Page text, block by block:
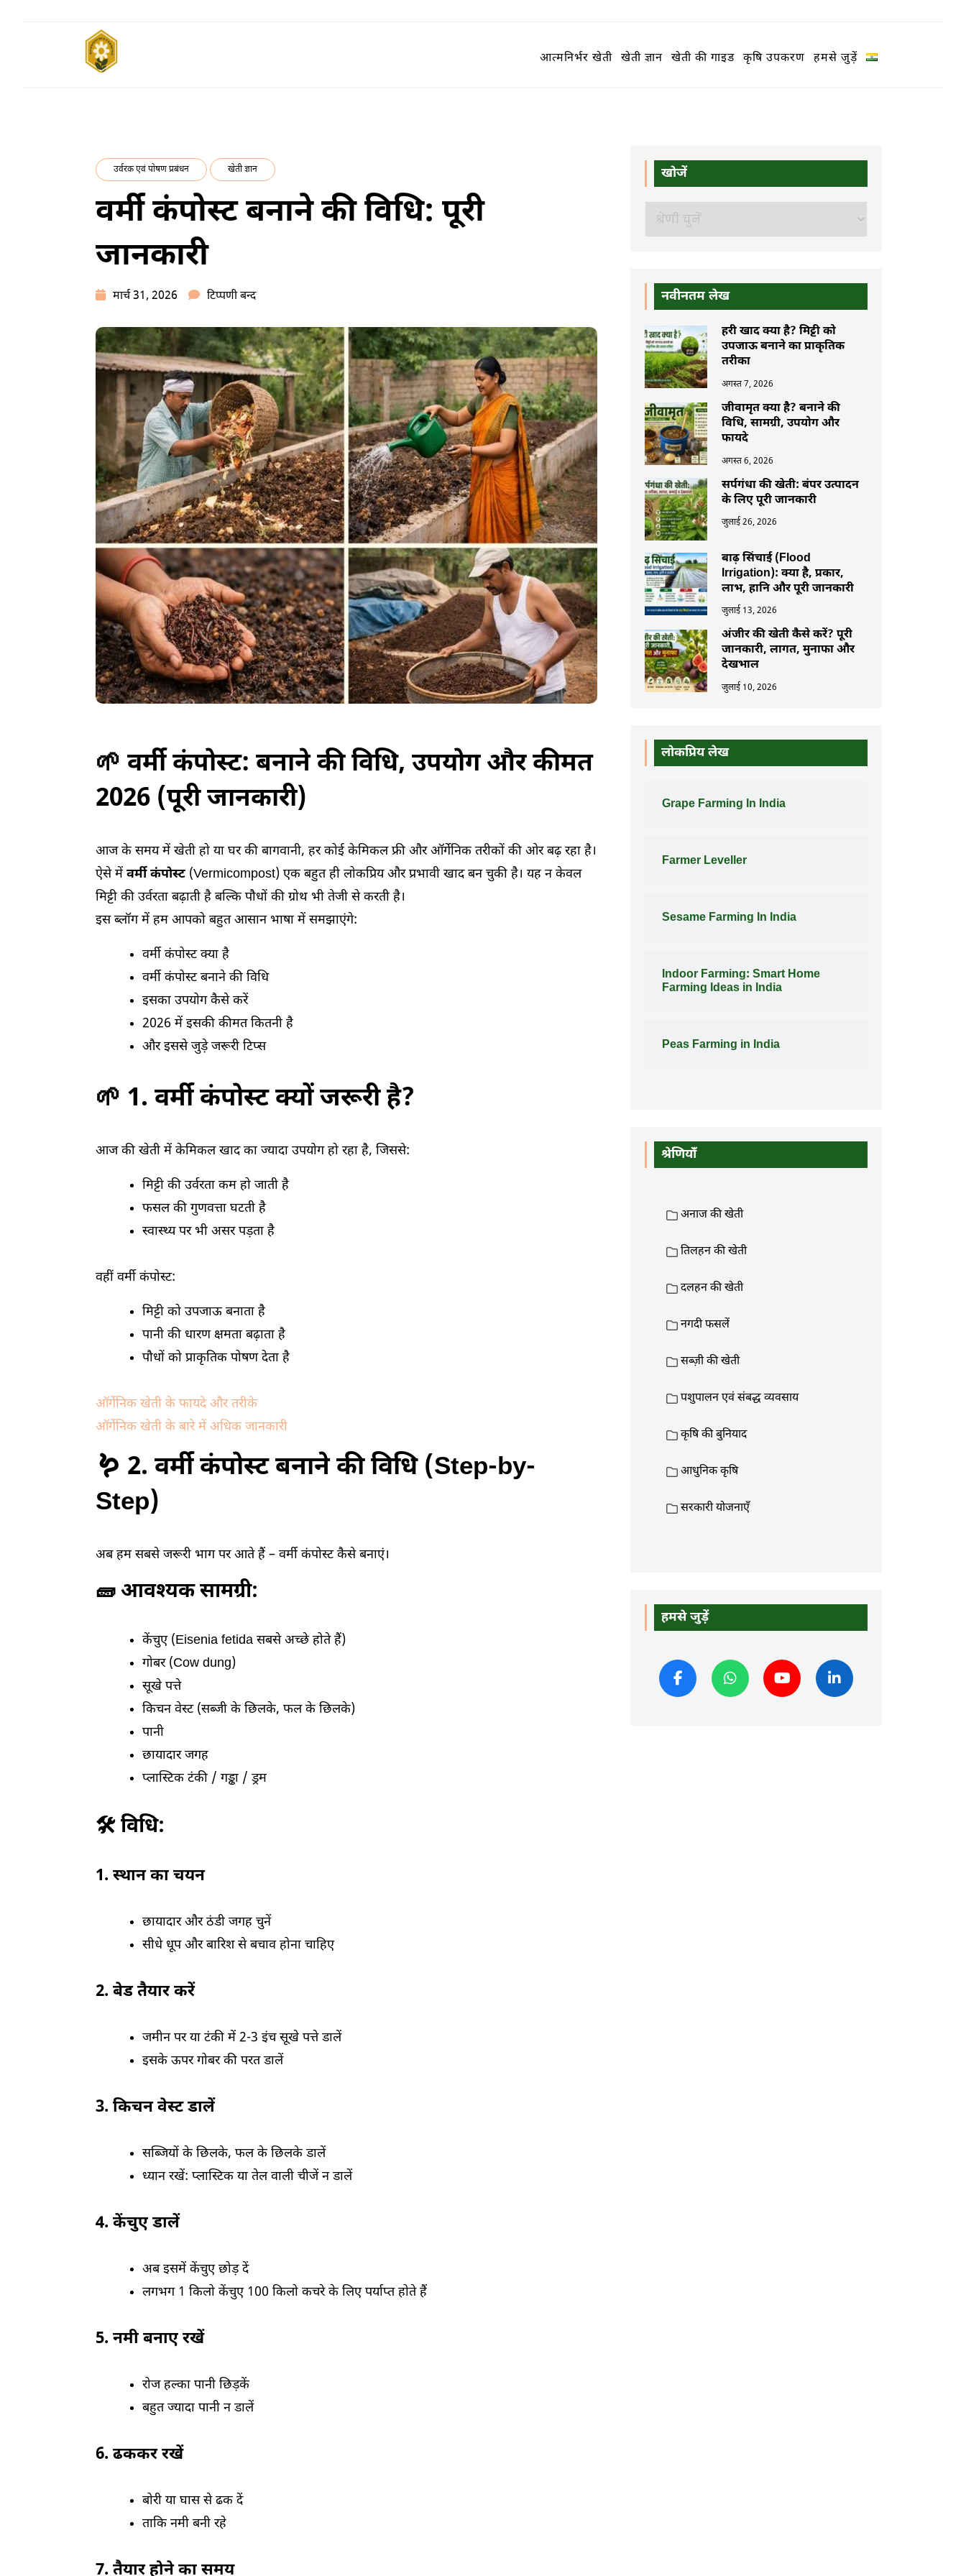
आत्मनिर्भर खेती खेती ज्ञान खेती की गाइड कृषि उपकरण हमसे जुड़ें
उर्वरक एवं पोषण प्रबंधन खेती ज्ञान
वर्मी कंपोस्ट बनाने की विधि: पूरी
जानकारी
मार्च 31, 2026 टिप्पणी बन्दवर्मी
बनाने
की
विधि:
पूरी
जानकारी
में
🌱 वर्मी कंपोस्ट: बनाने की विधि, उपयोग और कीमत
2026 (पूरी जानकारी)
आज के समय में खेती हो या घर की बागवानी, हर कोई केमिकल फ्री और ऑर्गेनिक तरीकों की ओर बढ़ रहा है।
ऐसे में वर्मी कंपोस्ट (Vermicompost) एक बहुत ही लोकप्रिय और प्रभावी खाद बन चुकी है। यह न केवल
मिट्टी की उर्वरता बढ़ाती है बल्कि पौधों की ग्रोथ भी तेजी से करती है।
इस ब्लॉग में हम आपको बहुत आसान भाषा में समझाएंगे:
वर्मी कंपोस्ट क्या है
वर्मी कंपोस्ट बनाने की विधि
इसका उपयोग कैसे करें
2026 में इसकी कीमत कितनी है
और इससे जुड़े जरूरी टिप्स
🌱 1. वर्मी कंपोस्ट क्यों जरूरी है?
आज की खेती में केमिकल खाद का ज्यादा उपयोग हो रहा है, जिससे:
मिट्टी की उर्वरता कम हो जाती है
फसल की गुणवत्ता घटती है
स्वास्थ्य पर भी असर पड़ता है
वहीं वर्मी कंपोस्ट:
मिट्टी को उपजाऊ बनाता है
पानी की धारण क्षमता बढ़ाता है
पौधों को प्राकृतिक पोषण देता है
ऑर्गेनिक खेती के फायदे और तरीके
ऑर्गेनिक खेती के बारे में अधिक जानकारी
🪱 2. वर्मी कंपोस्ट बनाने की विधि (Step-by-
Step)
अब हम सबसे जरूरी भाग पर आते हैं – वर्मी कंपोस्ट कैसे बनाएं।
🧱 आवश्यक सामग्री:
केंचुए (Eisenia fetida सबसे अच्छे होते हैं)
गोबर (Cow dung)
सूखे पत्ते
किचन वेस्ट (सब्जी के छिलके, फल के छिलके)
पानी
छायादार जगह
प्लास्टिक टंकी / गड्ढा / ड्रम
🛠️ विधि:
1. स्थान का चयन
छायादार और ठंडी जगह चुनें
सीधे धूप और बारिश से बचाव होना चाहिए
2. बेड तैयार करें
जमीन पर या टंकी में 2-3 इंच सूखे पत्ते डालें
इसके ऊपर गोबर की परत डालें
3. किचन वेस्ट डालें
सब्जियों के छिलके, फल के छिलके डालें
ध्यान रखें: प्लास्टिक या तेल वाली चीजें न डालें
4. केंचुए डालें
अब इसमें केंचुए छोड़ दें
लगभग 1 किलो केंचुए 100 किलो कचरे के लिए पर्याप्त होते हैं
5. नमी बनाए रखें
रोज हल्का पानी छिड़कें
बहुत ज्यादा पानी न डालें
6. ढककर रखें
बोरी या घास से ढक दें
ताकि नमी बनी रहे
7. तैयार होने का समय
खोजें
खोजें
नवीनतम लेख
हरी खाद क्या है? मिट्टी को
उपजाऊ बनाने का प्राकृतिक
तरीका
अगस्त 7, 2026
जीवामृत क्या है? बनाने की
विधि, सामग्री, उपयोग और
फायदे
अगस्त 6, 2026
सर्पगंधा की खेती: बंपर उत्पादन
के लिए पूरी जानकारी
जुलाई 26, 2026
बाढ़ सिंचाई (Flood
Irrigation): क्या है, प्रकार,
लाभ, हानि और पूरी जानकारी
जुलाई 13, 2026
अंजीर की खेती कैसे करें? पूरी
जानकारी, लागत, मुनाफा और
देखभाल
जुलाई 10, 2026
लोकप्रिय लेख
Grape Farming In India
Farmer Leveller
Sesame Farming In India
Indoor Farming: Smart Home
Farming Ideas in India
Peas Farming in India
श्रेणियाँ
अनाज की खेती
तिलहन की खेती
दलहन की खेती
नगदी फसलें
सब्ज़ी की खेती
पशुपालन एवं संबद्ध व्यवसाय
कृषि की बुनियाद
आधुनिक कृषि
सरकारी योजनाएँ
हमसे जुड़ें